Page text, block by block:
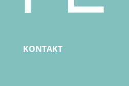
KONTAKT